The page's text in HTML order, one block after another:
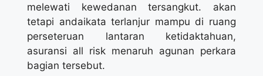
melewati kewedanan tersangkut. akan
tetapi andaikata terlanjur mampu di ruang
perseteruan lantaran ketidaktahuan,
asuransi all risk menaruh agunan perkara
bagian tersebut.